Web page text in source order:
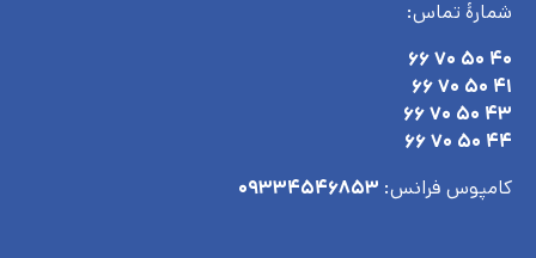
شمارۀ تماس:
۴۰ ۵۰ ۷۰ ۶۶
۴۱ ۵۰ ۷۰ ۶۶
۴۳ ۵۰ ۷۰ ۶۶
۴۴ ۵۰ ۷۰ ۶۶
کامپوس فرانس: ۰۹۳۳۴۵۴۶۸۵۳